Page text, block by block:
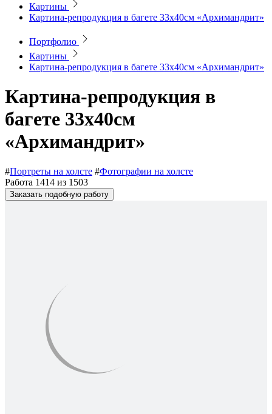
Картины
Картина-репродукция в багете 33х40см «Архимандрит»
Портфолио
Картины
Картина-репродукция в багете 33х40см «Архимандрит»
Картина-репродукция в
багете 33х40см
«Архимандрит»
#Портреты на холсте #Фотографии на холсте
Работа 1414 из 1503
Заказать подобную работу